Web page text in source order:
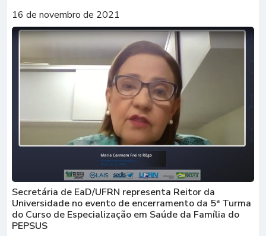
16 de novembro de 2021
Secretária de EaD/UFRN representa Reitor da
Universidade no evento de encerramento da 5ª Turma
do Curso de Especialização em Saúde da Família do
PEPSUS